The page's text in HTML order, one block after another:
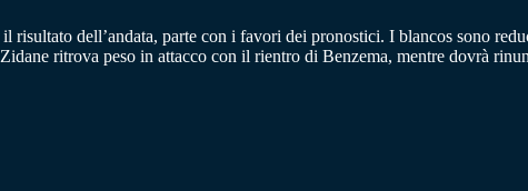
dell’andata, parte con i favori dei pronostici. I blancos sono
ritrova peso in attacco con il rientro di Benzema, mentre dovrà